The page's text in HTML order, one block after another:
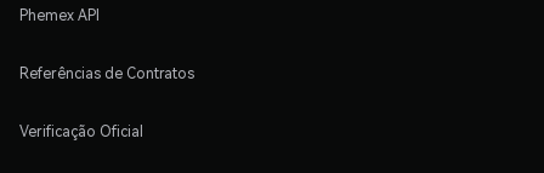
Phemex API
Referências de Contratos
Verificação Oficial